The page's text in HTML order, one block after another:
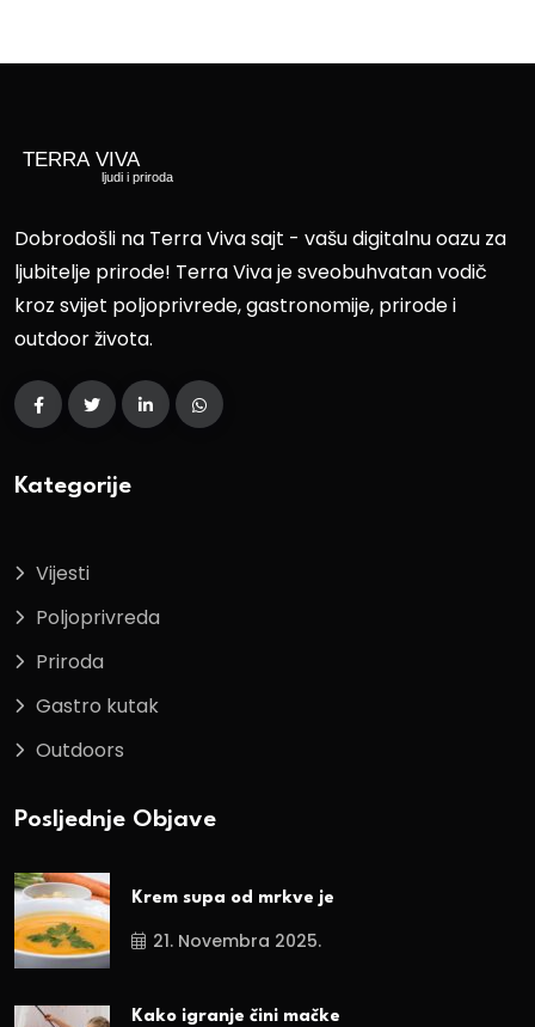
Dobrodošli na Terra Viva sajt - vašu digitalnu oazu za
ljubitelje prirode! Terra Viva je sveobuhvatan vodič
kroz svijet poljoprivrede, gastronomije, prirode i
outdoor života.
Kategorije
Vijesti
Poljoprivreda
Priroda
Gastro kutak
Outdoors
Posljednje Objave
Krem supa od mrkve je
21. Novembra 2025.
Kako igranje čini mačke